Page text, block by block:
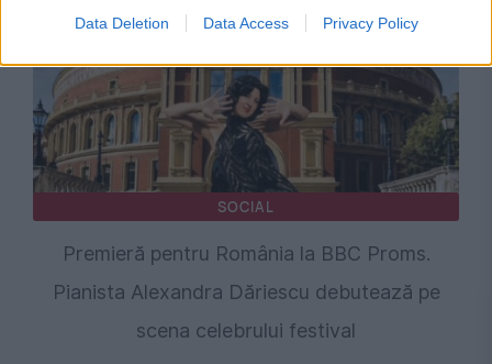
Data Deletion Data Access Privacy Policy
SOCIAL
Premieră pentru România la BBC Proms.
Pianista Alexandra Dăriescu debutează pe
scena celebrului festival